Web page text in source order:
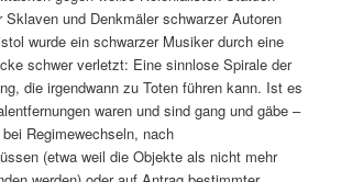
Sklaven und Denkmäler schwarzer Autoren
wurde ein schwarzer Musiker durch eine
schwer verletzt: Eine sinnlose Spirale der
die irgendwann zu Toten führen kann. Ist es
waren und sind gang und gäbe –
Regimewechseln, nach
(etwa weil die Objekte als nicht mehr